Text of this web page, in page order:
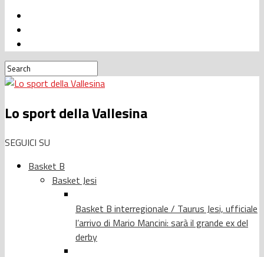
Lo sport della Vallesina
SEGUICI SU
Basket B
Basket Jesi
Basket B interregionale / Taurus Jesi, ufficiale
l’arrivo di Mario Mancini: sarà il grande ex del
derby